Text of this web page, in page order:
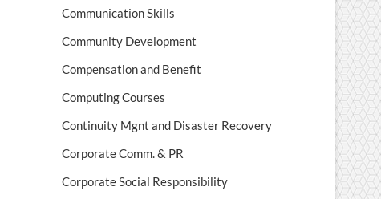
Communication Skills
Community Development
Compensation and Benefit
Computing Courses
Continuity Mgnt and Disaster Recovery
Corporate Comm. & PR
Corporate Social Responsibility